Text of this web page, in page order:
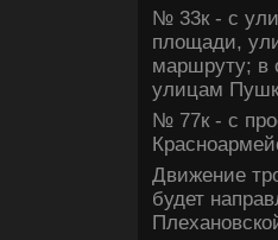
№ 33к - с
плοщади,
маршруту; в
улицам
№ 77к - с
Движение
будет